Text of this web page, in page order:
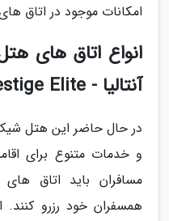
امکانات موجود در اتاق
انواع اتاق های
آنتالیا - Crystal Prestige Elite
و خدمات متنوع برای
مسافران باید اتاق
همسفران خود رزرو